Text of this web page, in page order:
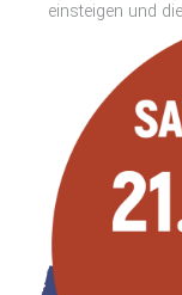
einsteigen und